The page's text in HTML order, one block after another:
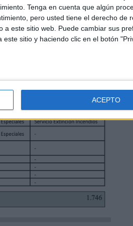
Tenga en cuenta que algún
pero usted tiene el derecho de
a este sitio web. Puede cambiar sus
sitio y haciendo clic en el botón
ACEPTO
Bomberos; 11 celadores
1 gestor de
1 inspector de la
7 subinspectores de
y Hacienda.